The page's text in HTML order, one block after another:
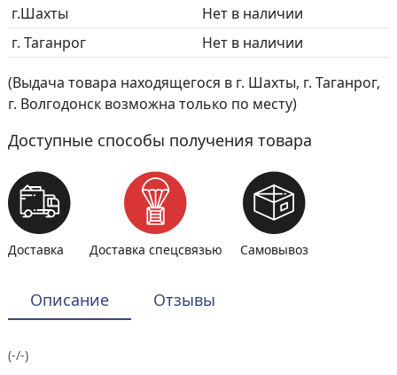
г.Шахты
Нет в наличии
г. Таганрог
Нет в наличии
(Выдача товара находящегося в г. Шахты, г. Таганрог,
г. Волгодонск возможна только по месту)
Доступные способы получения товара
Доставка Доставка спецсвязью Самовывоз
Описание Отзывы
(-/-)